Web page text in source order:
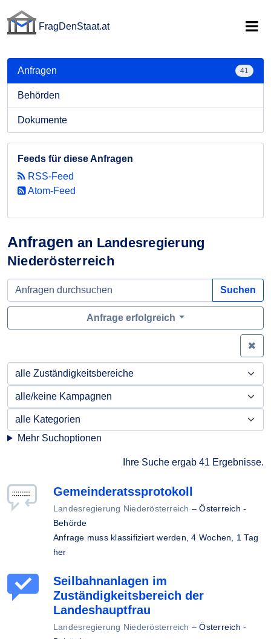
FragDenStaat.at
Anfragen an Landesregierung
Niederösterreich
Suchen
Anfrage erfolgreich
Mehr Suchoptionen
Ihre Suche ergab 41 Ergebnisse.
Gemeinderatssprotokoll
Landesregierung Niederösterreich –Österreich -
Behörde
Anfrage muss klassifiziert werden,4 Wochen, 1 Tag
her
Seilbahnanlagen im
Zuständigkeitsbereich der
Landeshauptfrau
Landesregierung Niederösterreich –Österreich -
Anfragen 41
Behörden
Dokumente
Feeds für diese Anfragen
RSS-Feed
Atom-Feed